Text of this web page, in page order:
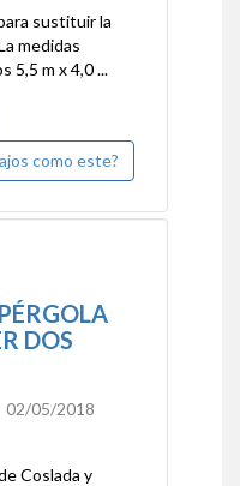
sustituir la
medidas
5,5 m x 4,0 ...
como este?
DOS
02/05/2018
Coslada y